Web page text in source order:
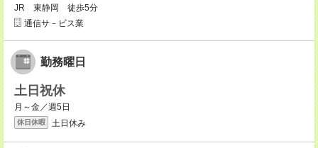
JR 東静岡 徒歩5分
通信サ－ビス業
勤務曜日
土日祝休
月～金／週5日
休日休暇 土日休み